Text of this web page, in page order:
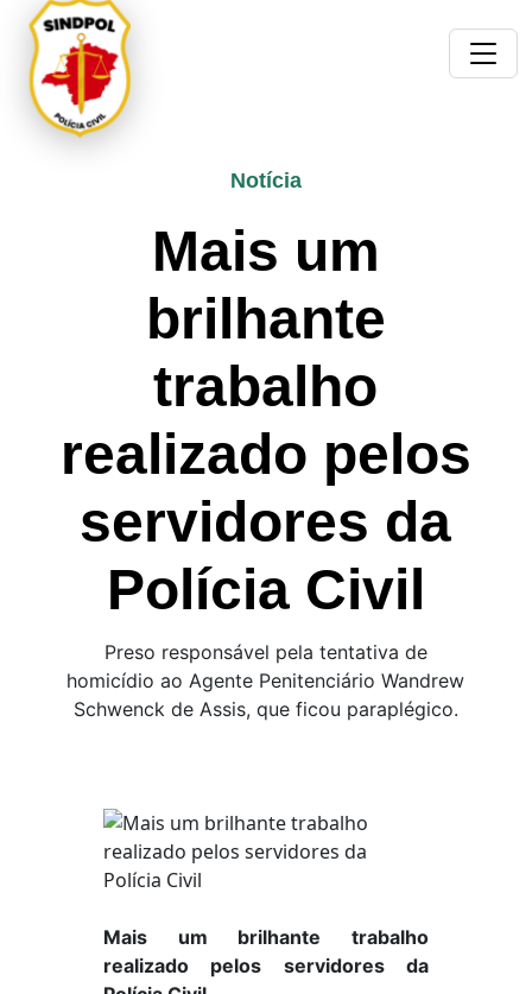
Notícia
Mais um
brilhante
trabalho
realizado pelos
servidores da
Polícia Civil
Preso responsável pela tentativa de
homicídio ao Agente Penitenciário Wandrew
Schwenck de Assis, que ficou paraplégico.
Mais um brilhante trabalho
realizado pelos servidores da